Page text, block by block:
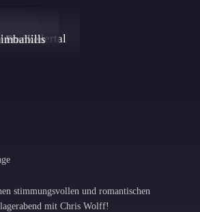
/ Zillertal
Franken
stimmungsvollen und romantischen
mit Chris Wolff!